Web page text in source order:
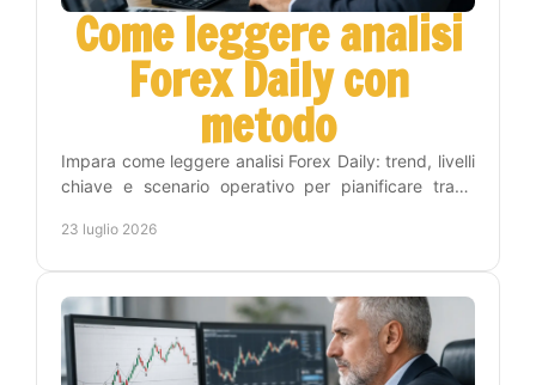
Come leggere analisi
Forex Daily con
metodo
Impara come leggere analisi Forex Daily: trend, livelli
chiave e scenario operativo per pianificare trade
23 luglio 2026